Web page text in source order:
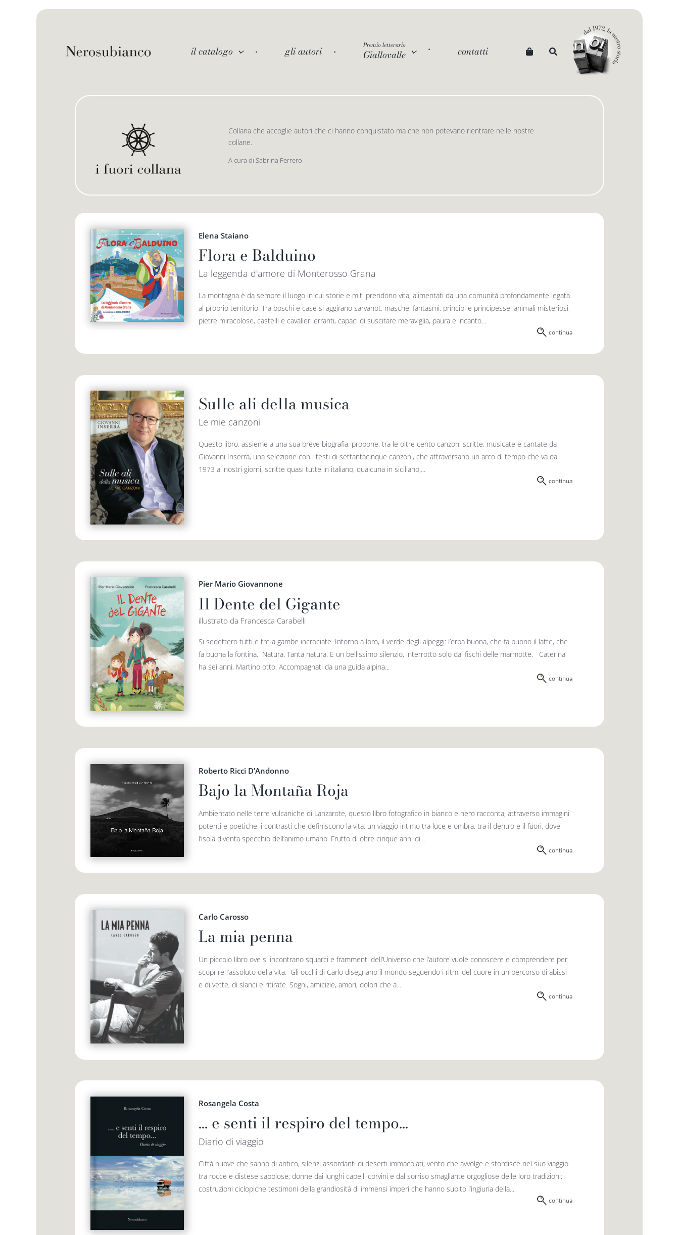
il catalogo gli autori Premio letterario
Giallovalle contatti
Collana che accoglie autori che ci hanno conquistato ma che non potevano rientrare nelle nostre
collane.
A cura di Sabrina Ferrero
Elena Staiano
Flora e Balduino
La leggenda d'amore di Monterosso Grana
La montagna è da sempre il luogo in cui storie e miti prendono vita, alimentati da una comunità profondamente legata
al proprio territorio. Tra boschi e case si aggirano sarvanot, masche, fantasmi, principi e principesse, animali misteriosi,
pietre miracolose, castelli e cavalieri erranti, capaci di suscitare meraviglia, paura e incanto....
continua
Sulle ali della musica
Le mie canzoni
Questo libro, assieme a una sua breve biografia, propone, tra le oltre cento canzoni scritte, musicate e cantate da
Giovanni Inserra, una selezione con i testi di settantacinque canzoni, che attraversano un arco di tempo che va dal
1973 ai nostri giorni, scritte quasi tutte in italiano, qualcuna in siciliano,...
continua
Pier Mario Giovannone
Il Dente del Gigante
illustrato da Francesca Carabelli
Si sedettero tutti e tre a gambe incrociate. Intorno a loro, il verde degli alpeggi: l’erba buona, che fa buono il latte, che
fa buona la fontina. Natura. Tanta natura. E un bellissimo silenzio, interrotto solo dai fischi delle marmotte. Caterina
ha sei anni, Martino otto. Accompagnati da una guida alpina...
continua
Roberto Ricci D’Andonno
Bajo la Montaña Roja
Ambientato nelle terre vulcaniche di Lanzarote, questo libro fotografico in bianco e nero racconta, attraverso immagini
potenti e poetiche, i contrasti che definiscono la vita; un viaggio intimo tra luce e ombra, tra il dentro e il fuori, dove
l’isola diventa specchio dell’animo umano. Frutto di oltre cinque anni di...
continua
Carlo Carosso
La mia penna
Un piccolo libro ove si incontrano squarci e frammenti dell’Universo che l’autore vuole conoscere e comprendere per
scoprire l’assoluto della vita. Gli occhi di Carlo disegnano il mondo seguendo i ritmi del cuore in un percorso di abissi
e di vette, di slanci e ritirate. Sogni, amicizie, amori, dolori che a...
continua
Rosangela Costa
… e senti il respiro del tempo…
Diario di viaggio
Città nuove che sanno di antico, silenzi assordanti di deserti immacolati, vento che avvolge e stordisce nel suo viaggio
tra rocce e distese sabbiose; donne dai lunghi capelli corvini e dal sorriso smagliante orgogliose delle loro tradizioni;
costruzioni ciclopiche testimoni della grandiosità di immensi imperi che hanno subito l’ingiuria della...
continua